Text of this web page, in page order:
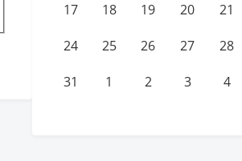
17 18 19 20 21
24 25 26 27 28
31 1 2 3 4